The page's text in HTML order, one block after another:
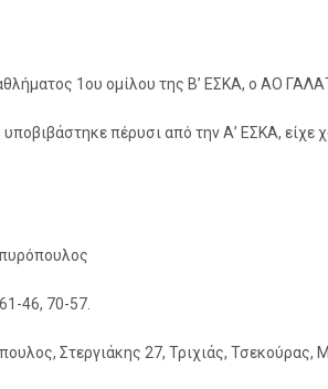
1ου ομίλου της Β’ ΕΣΚΑ, ο ΑΟ
πέρυσι από την Α’ ΕΣΚΑ, είχε
46, 70-57.
Στεργιάκης 27, Τριχιάς,